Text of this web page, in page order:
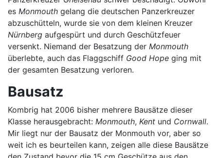
es Monmouth gelang die deutschen Panzerkreuzer
abzuschütteln, wurde sie von dem kleinen Kreuzer
Nürnberg aufgespürt und durch Geschützfeuer
versenkt. Niemand der Besatzung der Monmouth
überlebte, auch das Flaggschiff Good Hope ging mit
der gesamten Besatzung verloren.
Bausatz
Kombrig hat 2006 bisher mehrere Bausätze dieser
Klasse herausgebracht: Monmouth, Kent und Cornwall.
Mir liegt nur der Bausatz der Monmouth vor, aber so
weit ich es beurteilen kann, zeigen alle diese Bausätze